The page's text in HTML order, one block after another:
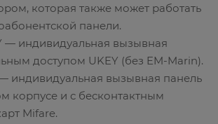
которая также может работать
панели.
— индивидуальная вызывная
доступом UKEY (без EM-Marin).
— индивидуальная вызывная панель
корпусе и с бесконтактным
Mifare.